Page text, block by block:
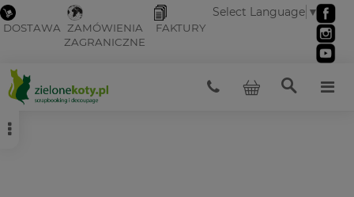
DOSTAWA ZAMÓWIENIA
ZAGRANICZNE
FAKTURY
Select Language ▼